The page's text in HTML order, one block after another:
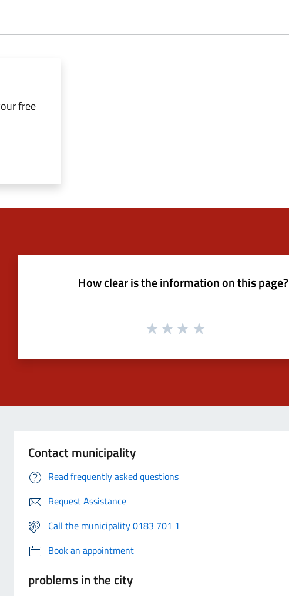
free
How clear is the information on this page?
Contact municipality
Read frequently asked questions
Request Assistance
Call the municipality 0183 701 1
Book an appointment
problems in the city